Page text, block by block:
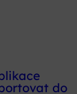
do